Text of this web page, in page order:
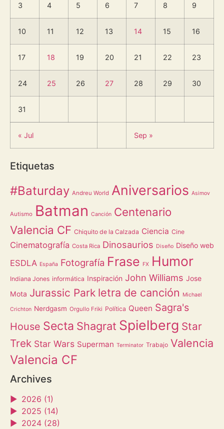
3 4 5 6 7 8 9
10 11 12 13 14 15 16
17 18 19 20 21 22 23
24 25 26 27 28 29 30
31
« Jul Sep »
Etiquetas
#Baturday Andreu World Aniversarios Asimov
Autismo Batman Canción Centenario
Valencia CF Chiquito de la Calzada Ciencia Cine
Cinematografía Costa Rica Dinosaurios Diseño Diseño web
ESDLA España Fotografía Frase FX Humor
Indiana Jones informática Inspiración John Williams Jose
Mota Jurassic Park letra de canción Michael
Crichton Nerdgasm Orgullo Friki Política Queen Sagra's
House Secta Shagrat Spielberg Star
Trek Star Wars Superman Terminator Trabajo Valencia
Valencia CF
Archives
► 2026 (1)
► 2025 (14)
► 2024 (28)